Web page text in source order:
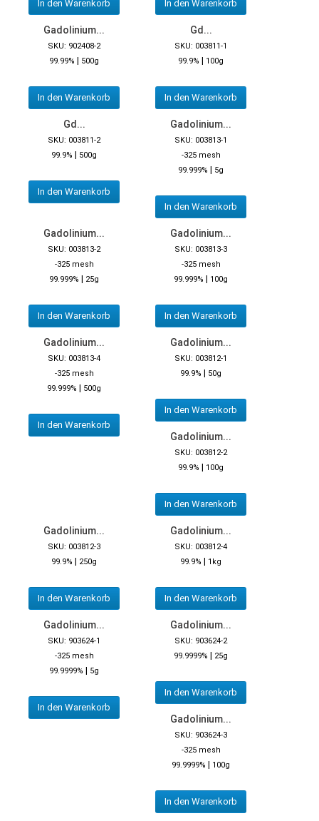
In den Warenkorb In den Warenkorb
Gadolinium...
SKU: 902408-2
99.99% | 500g
In den Warenkorb
Gd...
SKU: 003811-1
99.9% | 100g
In den Warenkorb
Gd...
SKU: 003811-2
99.9% | 500g
In den Warenkorb
Gadolinium...
SKU: 003813-1
-325 mesh
99.999% | 5g
In den Warenkorb
Gadolinium...
SKU: 003813-2
-325 mesh
99.999% | 25g
In den Warenkorb
Gadolinium...
SKU: 003813-3
-325 mesh
99.999% | 100g
In den Warenkorb
Gadolinium...
SKU: 003813-4
-325 mesh
99.999% | 500g
In den Warenkorb
Gadolinium...
SKU: 003812-1
99.9% | 50g
In den Warenkorb
Gadolinium...
SKU: 003812-2
99.9% | 100g
In den Warenkorb
Gadolinium...
SKU: 003812-3
99.9% | 250g
In den Warenkorb
Gadolinium...
SKU: 003812-4
99.9% | 1kg
In den Warenkorb
Gadolinium...
SKU: 903624-1
-325 mesh
99.9999% | 5g
In den Warenkorb
Gadolinium...
SKU: 903624-2
99.9999% | 25g
In den Warenkorb
Gadolinium...
SKU: 903624-3
-325 mesh
99.9999% | 100g
In den Warenkorb